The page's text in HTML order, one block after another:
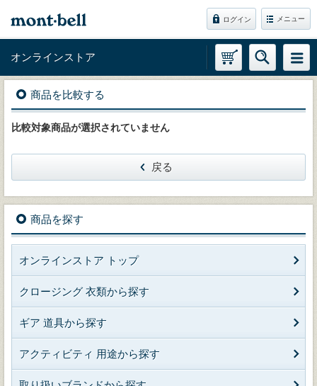
ログイン メニュー
オンラインストア
商品を比較する
比較対象商品が選択されていません
戻る
商品を探す
オンラインストア トップ
クロージング 衣類から探す
ギア 道具から探す
アクティビティ 用途から探す